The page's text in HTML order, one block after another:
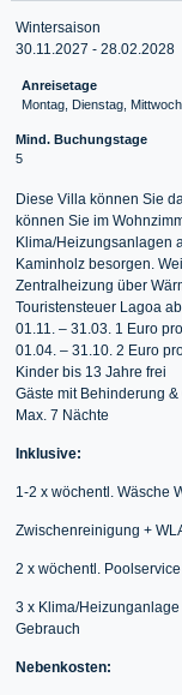
Wintersaison
30.11.2027 - 28.02.2028
Anreisetage
Montag, Dienstag,
Mind. Buchungstage
5
Diese Villa können Sie
können Sie im
Klima/Heizungsanlagen
Kaminholz besorgen.
Zentralheizung über
Touristensteuer Lagoa
01.11. – 31.03. 1 Euro
01.04. – 31.10. 2 Euro
Kinder bis 13 Jahre frei
Gäste mit Behinderung
Max. 7 Nächte
Inklusive:
1-2 x wöchentl. Wäsche
Zwischenreinigung +
2 x wöchentl. Poolservice
3 x Klima/
Gebrauch
Nebenkosten: